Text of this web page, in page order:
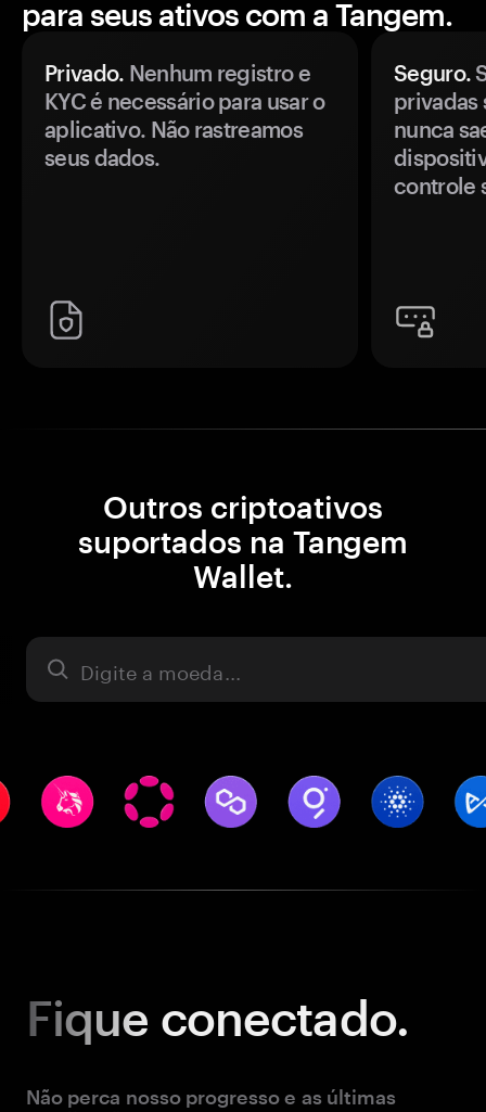
para seus ativos com a Tangem.
Privado. Nenhum registro e
KYC é necessário para usar o
aplicativo. Não rastreamos
seus dados.
Seguro.
privadas
nunca
controle
Outros criptoativos
suportados na Tangem
Wallet.
Ativo
Fique conectado.
Não perca nosso progresso e as últimas